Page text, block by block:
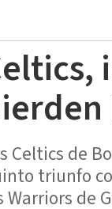
Celtics de
triunfo
Warriors de